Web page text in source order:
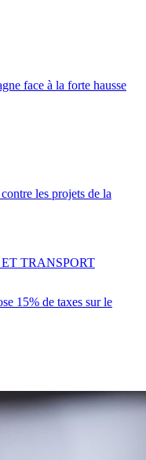
face à la forte hausse
les projets de la
15% de taxes sur le
TRANSPORT